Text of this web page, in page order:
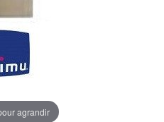
agrandir